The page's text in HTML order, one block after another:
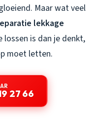
Maar wat veel
lekkage
lossen is dan je denkt,
moet letten.
27 66